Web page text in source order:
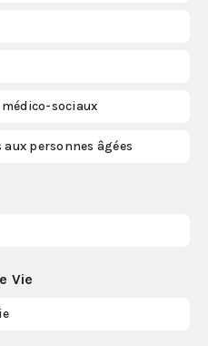
sociaux
personnes âgées
Vie